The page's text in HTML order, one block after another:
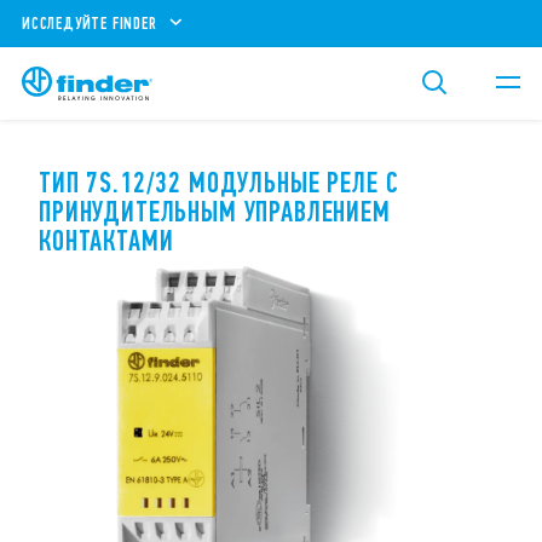
ИССЛЕДУЙТЕ FINDER
ТИП 7S.12/32 МОДУЛЬНЫЕ РЕЛЕ С
ПРИНУДИТЕЛЬНЫМ УПРАВЛЕНИЕМ
КОНТАКТАМИ